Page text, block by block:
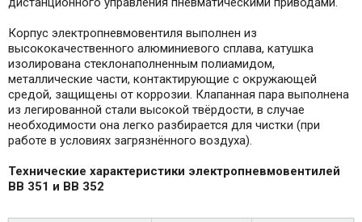
Корпус электропневмовентиля выполнен из
высококачественного алюминиевого сплава, катушка
изолирована стеклонаполненным полиамидом,
металлические части, контактирующие с окружающей
средой, защищены от коррозии. Клапанная пара выполнена
из легированной стали высокой твёрдости, в случае
необходимости она легко разбирается для чистки (при
работе в условиях загрязнённого воздуха).
Технические характеристики электропневмовентилей
ВВ 351 и ВВ 352